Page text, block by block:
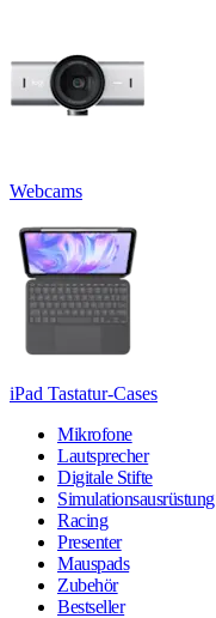
Webcams
iPad Tastatur-Cases
Mikrofone
Lautsprecher
Digitale Stifte
Simulationsausrüstung
Racing
Presenter
Mauspads
Zubehör
Bestseller